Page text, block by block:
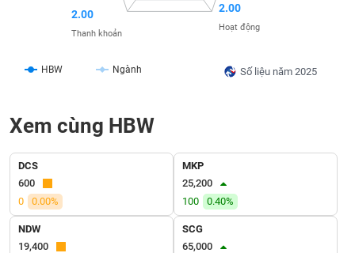
Số liệu năm 2025
HBW Ngành
2.00
Hoạt động
2.00
Thanh khoản
Xem cùng HBW
DCS
600
0
0.00%
MKP
25,200
100
0.40%
NDW
19,400
SCG
65,000
KHỎE